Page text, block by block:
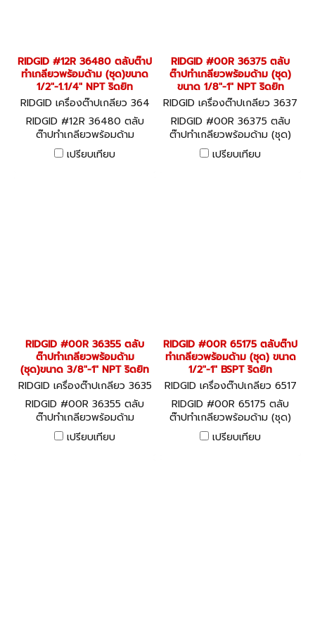
RIDGID #12R 36480 ตลับต๊าป
ทำเกลียวพร้อมด้าม (ชุด)ขนาด
1/2"-1.1/4" NPT ริดยิท
RIDGID เครื่องต๊าปเกลียว 364
80
RIDGID #12R 36480 ตลับ
ต๊าปทำเกลียวพร้อมด้าม
(ชุด)ขนาด 1/2"-1.1/4" NPT ริ
ดยิท
เปรียบเทียบ
RIDGID #00R 36375 ตลับ
ต๊าปทำเกลียวพร้อมด้าม (ชุด)
ขนาด 1/8"-1" NPT ริดยิท
RIDGID เครื่องต๊าปเกลียว 3637
5
RIDGID #00R 36375 ตลับ
ต๊าปทำเกลียวพร้อมด้าม (ชุด)
ขนาด 1/8"-1" NPT ริดยิท
เปรียบเทียบ
RIDGID #00R 36355 ตลับ
ต๊าปทำเกลียวพร้อมด้าม
(ชุด)ขนาด 3/8"-1" NPT ริดยิท
RIDGID เครื่องต๊าปเกลียว 3635
5
RIDGID #00R 36355 ตลับ
ต๊าปทำเกลียวพร้อมด้าม
(ชุด)ขนาด 3/8"-1" NPT ริดยิท
เปรียบเทียบ
RIDGID #00R 65175 ตลับต๊าป
ทำเกลียวพร้อมด้าม (ชุด) ขนาด
1/2"-1" BSPT ริดยิท
RIDGID เครื่องต๊าปเกลียว 6517
5
RIDGID #00R 65175 ตลับ
ต๊าปทำเกลียวพร้อมด้าม (ชุด)
ขนาด 1/2"-1" BSPT ริดยิท
เปรียบเทียบ